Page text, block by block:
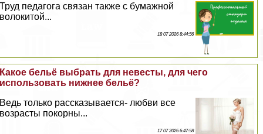
Труд педагога связан также с бумажной
волокитой...
18 07 2026 8:44:56
Какое бельё выбрать для невесты, для чего
использовать нижнее бельё?
Ведь только рассказывается- любви все
возрасты покорны...
17 07 2026 6:47:58